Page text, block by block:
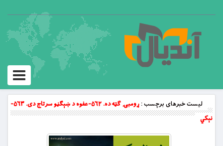
Toggle
لیست خبرهای برچسب :
ړومبۍ ګټه ده. ۵۶۲-عفوه د ښېګڼو سرتاج دی. ۵۶۳-
نېکي